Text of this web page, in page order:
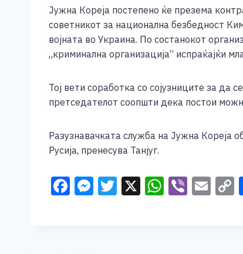
o
o
k
g
er
p
p
Јужна Кореја постепено ќе презема
советникот за национална безбедност
војната во Украина. По состанокот
„криминална организација“ испраќајќи
Тој вети соработка со сојузниците за да
претседателот соопшти дека постои
Разузнавачката служба на Јужна Кореја
Русија, пренесува Танјуг.
F M T X W Vi E